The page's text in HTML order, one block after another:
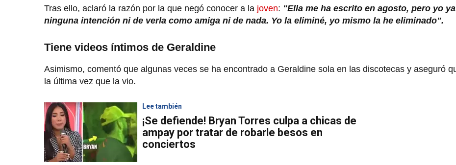
Tras ello, aclaró la razón por la que negó conocer a la joven: "Ella me ha escrito en agosto, pero yo
ninguna intención ni de verla como amiga ni de nada. Yo la eliminé, yo mismo la he eliminado".
Tiene videos íntimos de Geraldine
Asimismo, comentó que algunas veces se ha encontrado a Geraldine sola en las discotecas y aseguró
la última vez que la vio.
Lee también
¡Se defiende! Bryan Torres culpa a chicas de
ampay por tratar de robarle besos en
conciertos